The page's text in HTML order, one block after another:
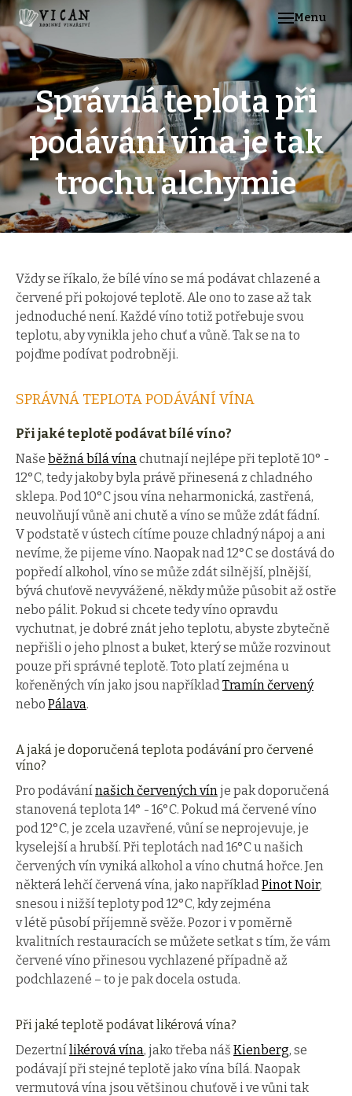
Menu
Správná teplota při
podávání vína je tak
trochu alchymie
Vždy se říkalo, že bílé víno se má podávat chlazené a
červené při pokojové teplotě. Ale ono to zase až tak
jednoduché není. Každé víno totiž potřebuje svou
teplotu, aby vynikla jeho chuť a vůně. Tak se na to
pojďme podívat podrobněji.
SPRÁVNÁ TEPLOTA PODÁVÁNÍ VÍNA
Při jaké teplotě podávat bílé víno?
Naše běžná bílá vínachutnají nejlépe při teplotě 10° -
12°C, tedy jakoby byla právě přinesená z chladného
sklepa. Pod 10°C jsou vína neharmonická, zastřená,
neuvolňují vůně ani chutě a víno se může zdát fádní.
V podstatě v ústech cítíme pouze chladný nápoj a ani
nevíme, že pijeme víno. Naopak nad 12°C se dostává do
popředí alkohol, víno se může zdát silnější, plnější,
bývá chuťově nevyvážené, někdy může působit až ostře
nebo pálit. Pokud si chcete tedy víno opravdu
vychutnat, je dobré znát jeho teplotu, abyste zbytečně
nepřišli o jeho plnost a buket, který se může rozvinout
pouze při správné teplotě. Toto platí zejména u
kořeněných vín jako jsou napříkladTramín červený
nebo Pálava.
A jaká je doporučená teplota podávání pro červené
víno?
Pro podávánínašich červených vínje pak doporučená
stanovená teplota 14° - 16°C. Pokud má červené víno
pod 12°C, je zcela uzavřené, vůní se neprojevuje, je
kyselejší a hrubší. Při teplotách nad 16°C u našich
červených vín vyniká alkohol a víno chutná hořce. Jen
některá lehčí červená vína, jako napříkladPinot Noir,
snesou i nižší teploty pod 12°C, kdy zejména
v létě působí příjemně svěže. Pozor i v poměrně
kvalitních restauracích se můžete setkat s tím, že vám
červené víno přinesou vychlazené případně až
podchlazené – to je pak docela ostuda.
Při jaké teplotě podávat likérová vína?
Dezertnílikérová vína, jako třeba náš Kienberg, se
podávají při stejné teplotě jako vína bílá. Naopak
vermutová vína jsou většinou chuťově i ve vůni tak